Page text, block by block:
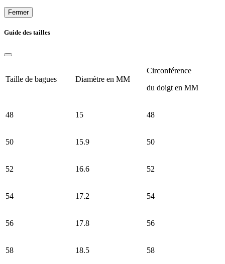
Fermer
Guide des tailles
Taille de bagues Diamètre en MM
Circonférence
du doigt en MM
48 15 48
50 15.9 50
52 16.6 52
54 17.2 54
56 17.8 56
58 18.5 58